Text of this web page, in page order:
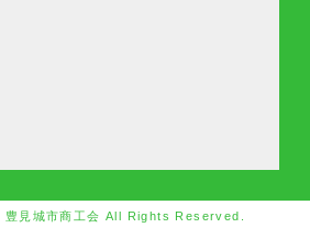
見城市商工会 All Rights Reserved.